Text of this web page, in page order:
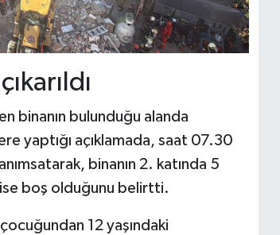
binanın bulunduğu alanda
yaptığı açıklamada, saat 07.30
binanın 2. katında 5
boş olduğunu belirtti.
12 yaşındaki